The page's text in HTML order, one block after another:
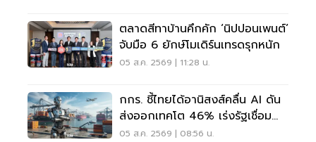
ตลาดสีทาบ้านคึกคัก ‘นิปปอนเพนต์’
จับมือ 6 ยักษ์โมเดิร์นเทรดรุกหนัก
05 ส.ค. 2569 | 11:28 น.
กกร. ชี้ไทยได้อานิสงส์คลื่น AI ดัน
ส่งออกเทคโต 46% เร่งรัฐเชื่อม
ข้อมูล
05 ส.ค. 2569 | 08:56 น.